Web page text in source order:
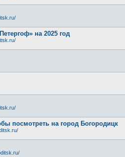
на 2025 год
посмотреть на город Богородицк